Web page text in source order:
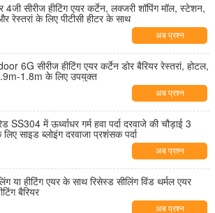
4जी सीरीज हीटिंग एयर कर्टेन, लक्जरी शॉपिंग मॉल, स्टेशन,
रेस्तरां के लिए पीटीसी हीटर के साथ
अब प्रश्न
6G सीरीज हीटिंग एयर कर्टेन डोर बैरियर रेस्तरां, होटल,
1.8m के लिए उपयुक्त
अब प्रश्न
SS304 में ऊर्ध्वाधर गर्म हवा पर्दा दरवाजे की चौड़ाई 3
साइड ब्लोइंग दरवाजा प्रशंसक पर्दा
अब प्रश्न
या हीटिंग एयर के साथ रिसेस्ड सीलिंग विंड थर्मल एयर
बैरियर
अब प्रश्न